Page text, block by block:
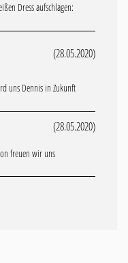
Dress aufschlagen:
(28.05.2020)
uns Dennis in Zukunft
(28.05.2020)
freuen wir uns